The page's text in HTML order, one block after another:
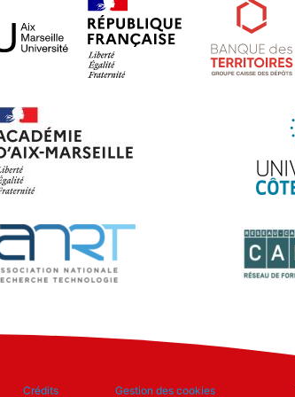
Crédits Gestion des cookies